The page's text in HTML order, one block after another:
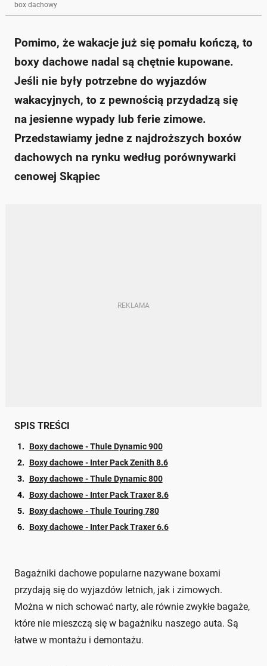
box dachowy
Pomimo, że wakacje już się pomału kończą, to
boxy dachowe nadal są chętnie kupowane.
Jeśli nie były potrzebne do wyjazdów
wakacyjnych, to z pewnością przydadzą się
na jesienne wypady lub ferie zimowe.
Przedstawiamy jedne z najdroższych boxów
dachowych na rynku według porównywarki
cenowej Skąpiec
SPIS TREŚCI
Boxy dachowe - Thule Dynamic 900
Boxy dachowe - Inter Pack Zenith 8.6
Boxy dachowe - Thule Dynamic 800
Boxy dachowe - Inter Pack Traxer 8.6
Boxy dachowe - Thule Touring 780
Boxy dachowe - Inter Pack Traxer 6.6
Bagażniki dachowe popularne nazywane boxami
przydają się do wyjazdów letnich, jak i zimowych.
Można w nich schować narty, ale równie zwykłe bagaże,
które nie mieszczą się w bagażniku naszego auta. Są
łatwe w montażu i demontażu.